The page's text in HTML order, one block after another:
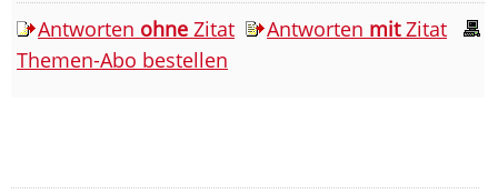
Antworten ohne Zitat Antworten mitZitat
Themen-Abo bestellen